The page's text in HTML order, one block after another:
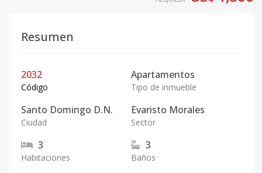
Resumen
2032
Código
Apartamentos
Tipo de inmueble
Santo Domingo D.N.
Ciudad
Evaristo Morales
Sector
3
Habitaciones
3
Baños